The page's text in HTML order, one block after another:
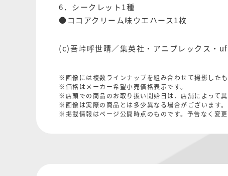
6．シークレット1種
●ココアクリーム味ウエハース1枚
(c)吾峠呼世晴／集英社・アニプレックス・
※画像には複数ラインナップを組み合わせて撮影したも
※価格はメーカー希望小売価格表示です。
※店頭での商品のお取り扱い開始日は、店舗によって異
※画像は実際の商品とは多少異なる場合がございます。
※掲載情報はページ公開時点のものです。予告なく変更